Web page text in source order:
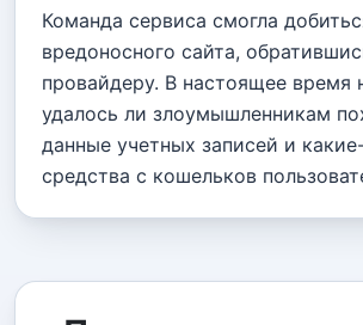
Команда сервиса смогла
вредоносного сайта,
провайдеру. В настоящее время
удалось ли злоумышленникам
данные учетных записей и
средства с кошельков